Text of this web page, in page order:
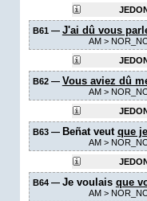
B61 — J'ai dû vous
AM>
B62 — Vous aviez dû
AM>
B63 — Beñat veut que
AM>
B64 — Je voulais que
AM>